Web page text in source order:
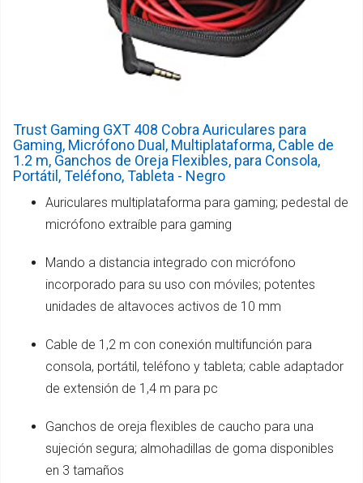
Trust Gaming GXT 408 Cobra Auriculares para
Gaming, Micrófono Dual, Multiplataforma, Cable de
1.2 m, Ganchos de Oreja Flexibles, para Consola,
Portátil, Teléfono, Tableta - Negro
Auriculares multiplataforma para gaming; pedestal de
micrófono extraíble para gaming
Mando a distancia integrado con micrófono
incorporado para su uso con móviles; potentes
unidades de altavoces activos de 10 mm
Cable de 1,2 m con conexión multifunción para
consola, portátil, teléfono y tableta; cable adaptador
de extensión de 1,4 m para pc
Ganchos de oreja flexibles de caucho para una
sujeción segura; almohadillas de goma disponibles
en 3 tamaños